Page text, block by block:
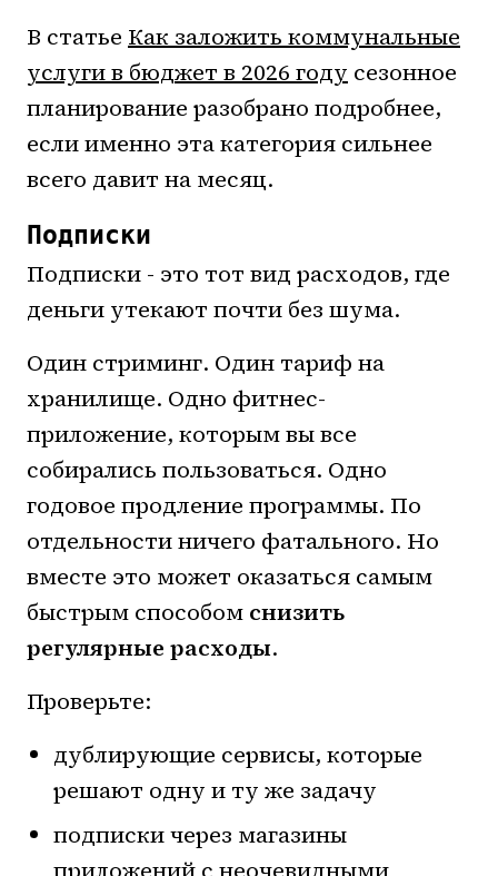
В статье Как заложить коммунальные
услуги в бюджет в 2026 году сезонное
планирование разобрано подробнее,
если именно эта категория сильнее
всего давит на месяц.
Подписки
Подписки - это тот вид расходов, где
деньги утекают почти без шума.
Один стриминг. Один тариф на
хранилище. Одно фитнес-
приложение, которым вы все
собирались пользоваться. Одно
годовое продление программы. По
отдельности ничего фатального. Но
вместе это может оказаться самым
быстрым способом снизить
регулярные расходы.
Проверьте:
дублирующие сервисы, которые
решают одну и ту же задачу
подписки через магазины